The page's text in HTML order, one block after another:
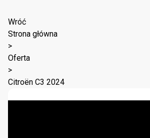
Wróć
Strona główna
>
Oferta
>
Citroën C3 2024